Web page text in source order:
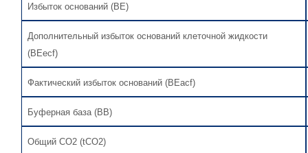
Избыток оснований (BE)
Дополнительный избыток оснований клеточной жидкости
(BEecf)
Фактический избыток оснований (BEacf)
Буферная база (BB)
Общий CO2 (tCO2)